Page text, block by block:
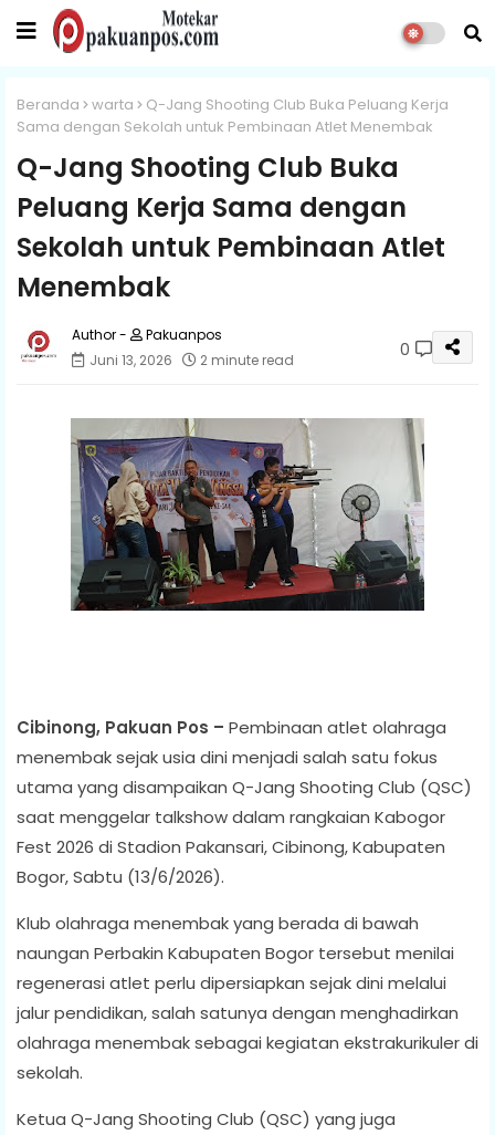
Beranda warta
Q-Jang Shooting Club Buka Peluang Kerja
Sama dengan Sekolah untuk Pembinaan Atlet Menembak
Q-Jang Shooting Club Buka
Peluang Kerja Sama dengan
Sekolah untuk Pembinaan Atlet
Menembak
Pakuanpos
Juni 13, 2026
2 minute read 0
Cibinong, Pakuan Pos – Pembinaan atlet olahraga
menembak sejak usia dini menjadi salah satu fokus
utama yang disampaikan Q-Jang Shooting Club (QSC)
saat menggelar talkshow dalam rangkaian Kabogor
Fest 2026 di Stadion Pakansari, Cibinong, Kabupaten
Bogor, Sabtu (13/6/2026).
Klub olahraga menembak yang berada di bawah
naungan Perbakin Kabupaten Bogor tersebut menilai
regenerasi atlet perlu dipersiapkan sejak dini melalui
jalur pendidikan, salah satunya dengan menghadirkan
olahraga menembak sebagai kegiatan ekstrakurikuler di
sekolah.
Ketua Q-Jang Shooting Club (QSC) yang juga